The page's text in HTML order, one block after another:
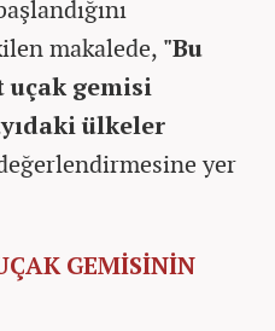
makalede, "Bu
uçak gemisi
ülkeler
yer
GEMİSİNİN